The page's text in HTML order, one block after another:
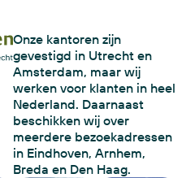
Onze kantoren zijn
gevestigd in Utrecht en
Amsterdam, maar wij
werken voor klanten in heel
Nederland. Daarnaast
beschikken wij over
meerdere bezoekadressen
in Eindhoven, Arnhem,
Breda en Den Haag.